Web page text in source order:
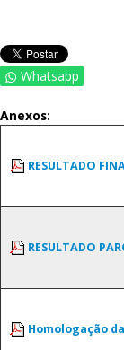
Whatsapp
Anexos:
RESULTADO
RESULTADO
Homologação